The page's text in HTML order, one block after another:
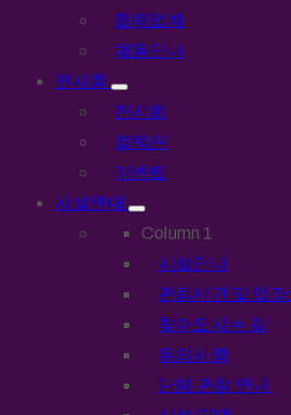
협력업체
채용안내
전시회
전시회
컬렉션
이벤트
시설안내
Column 1
시설안내
관람시간 및 입장
찾아오시는 길
유의사항
단체 관람 안내